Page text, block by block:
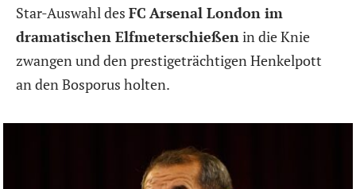
Star-Auswahl des FC Arsenal London im
dramatischen Elfmeterschießenin die Knie
zwangen und den prestigeträchtigen Henkelpott
an den Bosporus holten.